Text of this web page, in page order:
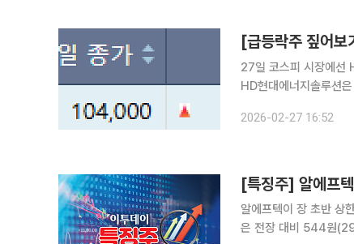
27일 코스피 시장에선
HD현대에너지솔루션
촉매제가 됐다. 특히 대
2026-02-27 16:52
[특징주] 알에프
알에프텍이 장 초반 상한가를 기록했다. 27일 한국거래소
은 전장 대비 544원(29.87%) 상